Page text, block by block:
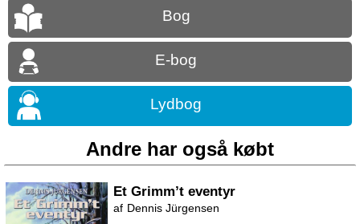
Bog
E-bog
Lydbog
Andre har også købt
Et Grimm’t eventyr
Dennis Jürgensen